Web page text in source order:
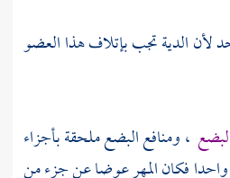
لأن الدية تجب بإتلاف هذا العضو
، ومنافع البضع ملحقة بأجزاء
فكان المهر عوضا عن جزء من